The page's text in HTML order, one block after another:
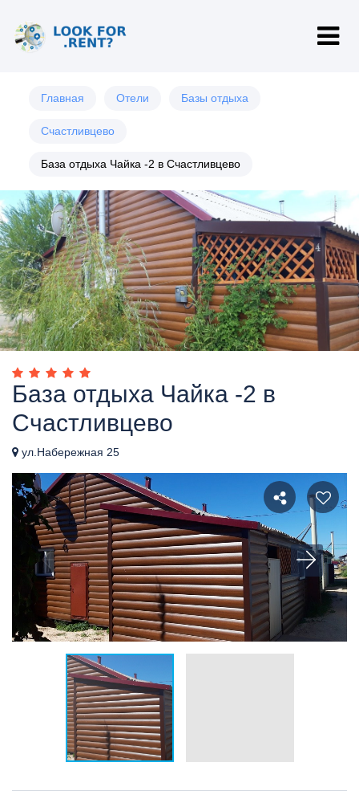
Главная Отели Базы отдыха
Счастливцево
База отдыха Чайка -2 в Счастливцево
База отдыха Чайка -2 в
Счастливцево
ул.Набережная 25